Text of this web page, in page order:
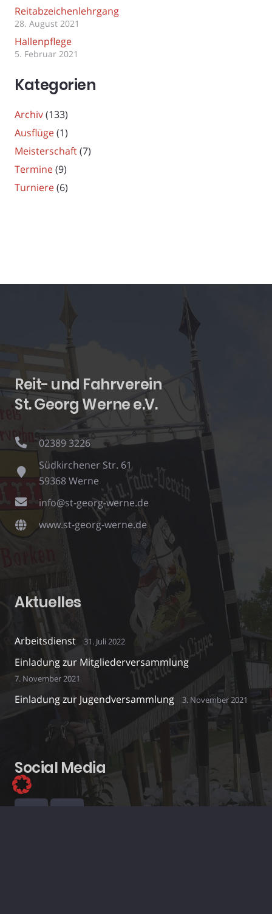
Reitabzeichenlehrgang
28. August 2021
Hallenpflege
5. Februar 2021
Kategorien
Archiv(133)
Ausflüge(1)
Meisterschaft(7)
Termine(9)
Turniere(6)
Reit- und Fahrverein
St. Georg Werne e.V.
02389 3226
Südkirchener Str. 61
59368 Werne
info@st-georg-werne.de
www.st-georg-werne.de
Aktuelles
Arbeitsdienst 31. Juli 2022
Einladung zur Mitgliederversammlung
7. November 2021
Einladung zur Jugendversammlung 3. November 2021
Social Media